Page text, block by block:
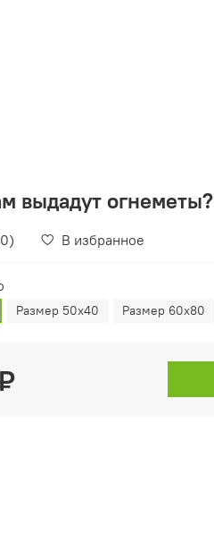
выдадут огнеметы?
В избранное
Размер 50х40 Размер 60х80